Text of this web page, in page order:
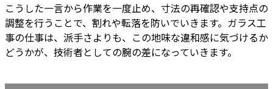
こうした一言から作業を一度止め、寸法の再確認や支持点の
調整を行うことで、割れや転落を防いでいきます。ガラス工
事の仕事は、派手さよりも、この地味な違和感に気づけるか
どうかが、技術者としての腕の差になっていきます。